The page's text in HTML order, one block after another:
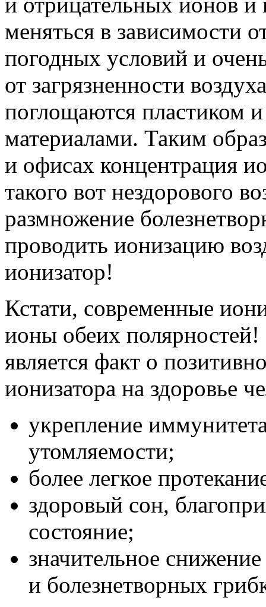
меняться в зависимости
погодных условий и
от загрязненности
поглощаются пластиком
материалами. Таким
и офисах концентрация
такого вот нездорового
размножение
проводить ионизацию
ионизатор!
Кстати, современные
ионы обеих
является факт о
ионизатора на здоровье
укрепление
утомляемости;
более легкое
здоровый сон,
состояние;
значительное
и болезнетворных